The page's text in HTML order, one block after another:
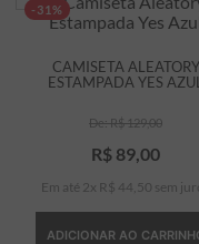
-31%
CAMISETA ALEATORY
ESTAMPADA YES AZUL
R$129,00
R$ 89 00
Em até 2 x R$ 44 50 sem
ADICIONAR AO